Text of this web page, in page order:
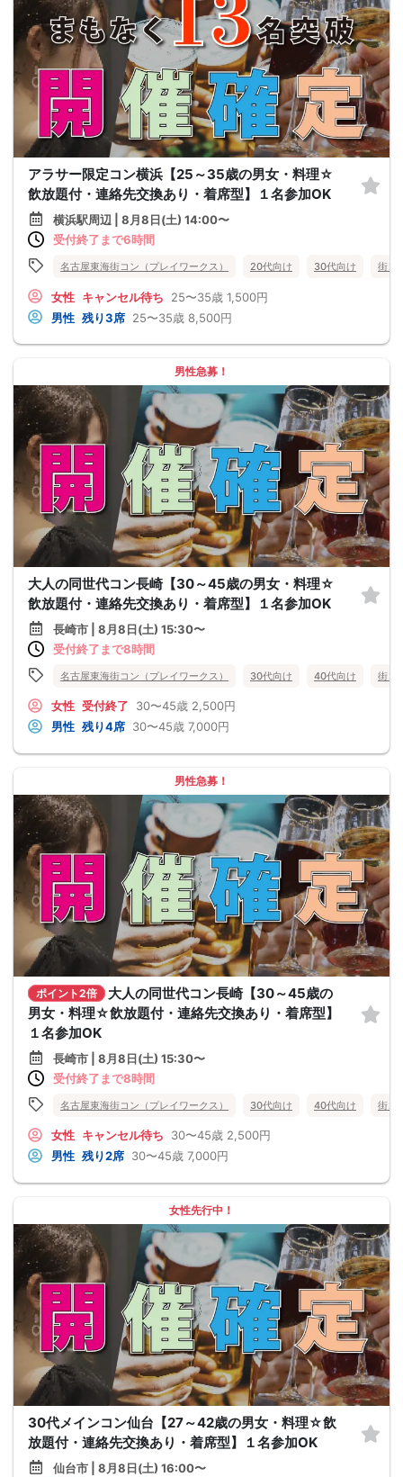
アラサー限定コン横浜【25～35歳の男女・料理☆
飲放題付・連絡先交換あり・着席型】１名参加OK
横浜駅周辺 | 8月8日(土) 14:00〜
受付終了まで6時間
名古屋東海街コン（プレイワークス） 20代向け 30代向け 街コ
女性 キャンセル待ち 25〜35歳 1,500円
男性 残り3席 25〜35歳 8,500円
男性急募！
大人の同世代コン長崎【30～45歳の男女・料理☆
飲放題付・連絡先交換あり・着席型】１名参加OK
長崎市 | 8月8日(土) 15:30〜
受付終了まで8時間
名古屋東海街コン（プレイワークス） 30代向け 40代向け 街コ
女性 受付終了 30〜45歳 2,500円
男性 残り4席 30〜45歳 7,000円
男性急募！
ポイント2倍
大人の同世代コン長崎【30～45歳の
男女・料理☆飲放題付・連絡先交換あり・着席型】
１名参加OK
長崎市 | 8月8日(土) 15:30〜
受付終了まで8時間
名古屋東海街コン（プレイワークス） 30代向け 40代向け 街コ
女性 キャンセル待ち 30〜45歳 2,500円
男性 残り2席 30〜45歳 7,000円
女性先行中！
30代メインコン仙台【27～42歳の男女・料理☆飲
放題付・連絡先交換あり・着席型】１名参加OK
仙台市 | 8月8日(土) 16:00〜